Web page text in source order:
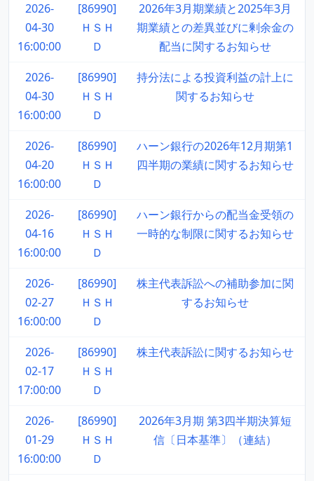
2026-
04-30
16:00:00
[86990]
ＨＳＨ
Ｄ
2026年3月期業績と2025年3月
期業績との差異並びに剰余金の
配当に関するお知らせ
2026-
04-30
16:00:00
[86990]
ＨＳＨ
Ｄ
持分法による投資利益の計上に
関するお知らせ
2026-
04-20
16:00:00
[86990]
ＨＳＨ
Ｄ
ハーン銀行の2026年12月期第1
四半期の業績に関するお知らせ
2026-
04-16
16:00:00
[86990]
ＨＳＨ
Ｄ
ハーン銀行からの配当金受領の
一時的な制限に関するお知らせ
2026-
02-27
16:00:00
[86990]
ＨＳＨ
Ｄ
株主代表訴訟への補助参加に関
するお知らせ
2026-
02-17
17:00:00
[86990]
ＨＳＨ
Ｄ
株主代表訴訟に関するお知らせ
2026-
01-29
16:00:00
[86990]
ＨＳＨ
Ｄ
2026年3月期 第3四半期決算短
信〔日本基準〕（連結）